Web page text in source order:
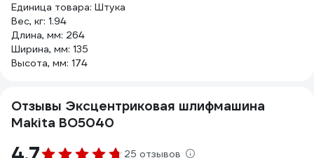
Единица товара: Штука
Вес, кг: 1.94
Длина, мм: 264
Ширина, мм: 135
Высота, мм: 174
Отзывы Эксцентриковая шлифмашина
Makita BO5040
25 отзывов